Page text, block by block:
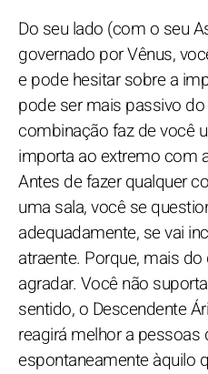
Do seu lado (com o seu
governado por Vênus,
e pode hesitar sobre a
pode ser mais passivo
combinação faz de você
importa ao extremo com
Antes de fazer qualquer
uma sala, você se
adequadamente, se vai
atraente. Porque, mais
agradar. Você não
sentido, o Descendente
reagirá melhor a pessoas
espontaneamente àquilo